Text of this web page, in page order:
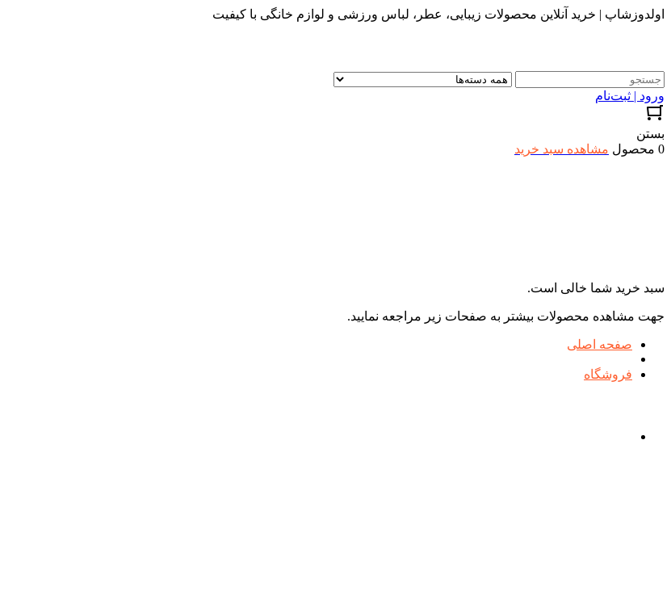
اولدوزشاپ | خرید آنلاین محصولات زیبایی، عطر، لباس ورزشی و لوازم خانگی با کیفیت
ورود | ثبت‌نام
بستن
0 محصول
مشاهده سبد خرید
سبد خرید شما خالی است.
جهت مشاهده محصولات بیشتر به صفحات زیر مراجعه نمایید.
صفحه اصلی
فروشگاه